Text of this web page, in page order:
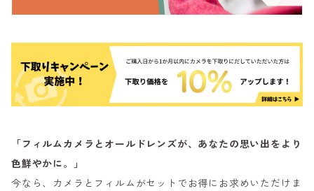
「フィルムカメラとオールドレンズが、あなたの思い出をより
色鮮やかに。」
今なら、カメラとフィルムがセットでお得にお求めいただけま